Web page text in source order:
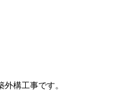
構工事です。